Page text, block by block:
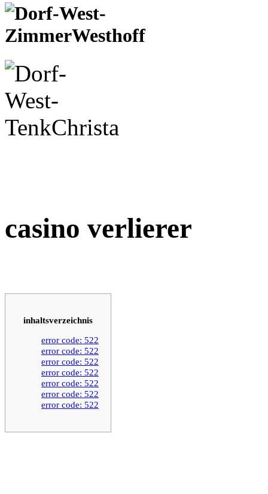
casino verlierer
inhaltsverzeichnis
error code: 522
error code: 522
error code: 522
error code: 522
error code: 522
error code: 522
error code: 522